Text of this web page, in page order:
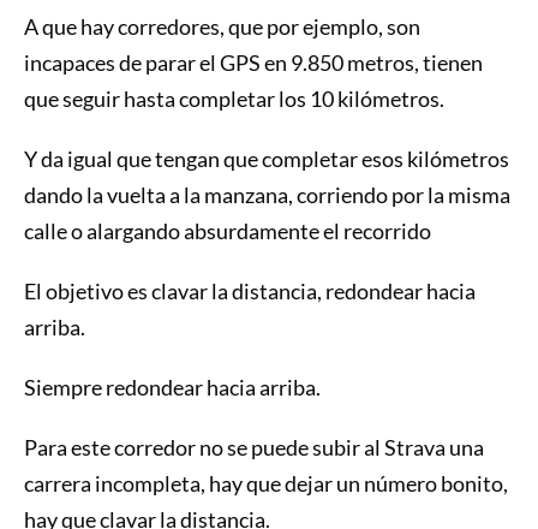
A que hay corredores, que por ejemplo, son
incapaces de parar el GPS en 9.850 metros, tienen
que seguir hasta completar los 10 kilómetros.
Y da igual que tengan que completar esos kilómetros
dando la vuelta a la manzana, corriendo por la misma
calle o alargando absurdamente el recorrido
El objetivo es clavar la distancia, redondear hacia
arriba.
Siempre redondear hacia arriba.
Para este corredor no se puede subir al Strava una
carrera incompleta, hay que dejar un número bonito,
hay que clavar la distancia.